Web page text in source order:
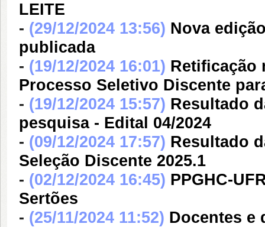
LEITE
- (29/12/2024 13:56) Nova
publicada
- (19/12/2024 16:01) Retificação
Processo Seletivo Discente
- (19/12/2024 15:57) Resultado
pesquisa - Edital 04/2024
- (09/12/2024 17:57) Resultado
Seleção Discente 2025.1
- (02/12/2024 16:45) PPGHC-
Sertões
- (25/11/2024 11:52) Docentes e